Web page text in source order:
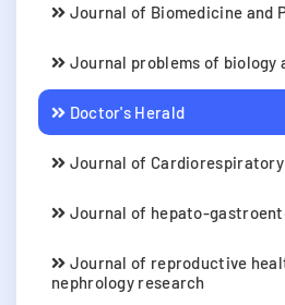
Journal of Biomedicine and
Journal problems of biology
Doctor's Herald
Journal of Cardiorespiratory
Journal of hepato-
Journal of reproductive
nephrology research